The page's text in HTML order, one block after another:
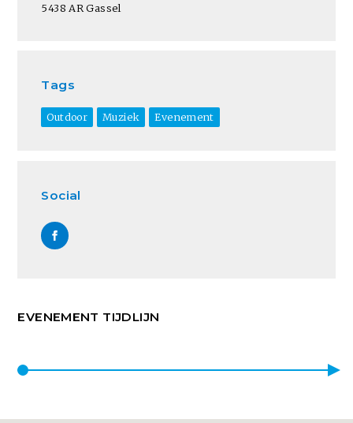
5438 AR Gassel
Tags
Outdoor Muziek Evenement
Social
EVENEMENT TIJDLIJN